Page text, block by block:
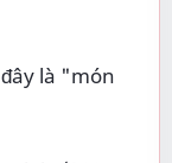
là "món